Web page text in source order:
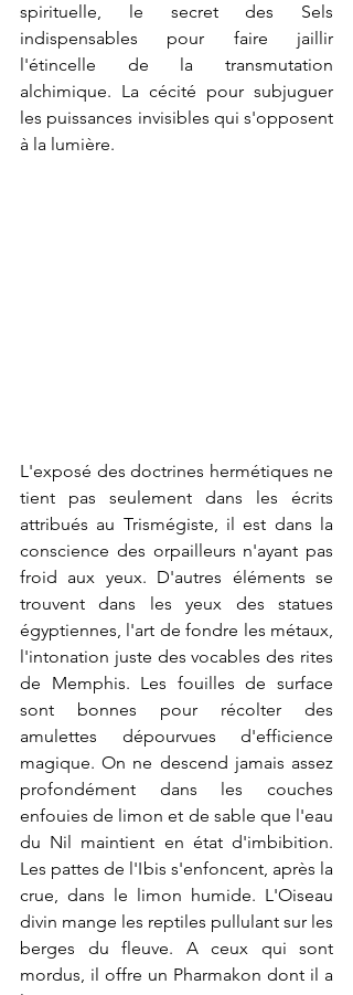
spirituelle, le secret des Sels
indispensables pour faire jaillir
l'étincelle de la transmutation
alchimique. La cécité pour subjuguer
les puissances invisibles qui s'opposent
à la lumière.
L'exposé des doctrines hermétiques ne
tient pas seulement dans les écrits
attribués au Trismégiste, il est dans la
conscience des orpailleurs n'ayant pas
froid aux yeux. D'autres éléments se
trouvent dans les yeux des statues
égyptiennes, l'art de fondre les métaux,
l'intonation juste des vocables des rites
de Memphis. Les fouilles de surface
sont bonnes pour récolter des
amulettes dépourvues d'efficience
magique. On ne descend jamais assez
profondément dans les couches
enfouies de limon et de sable que l'eau
du Nil maintient en état d'imbibition.
Les pattes de l'Ibis s'enfoncent, après la
crue, dans le limon humide. L'Oiseau
divin mange les reptiles pullulant sur les
berges du fleuve. A ceux qui sont
mordus, il offre un Pharmakon dont il a